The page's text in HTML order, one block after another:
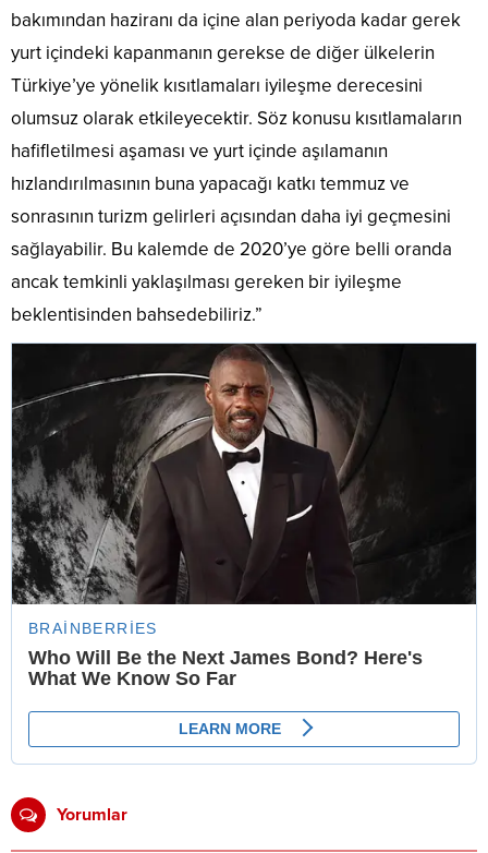
bakımından haziranı da içine alan periyoda kadar gerek
yurt içindeki kapanmanın gerekse de diğer ülkelerin
Türkiye’ye yönelik kısıtlamaları iyileşme derecesini
olumsuz olarak etkileyecektir. Söz konusu kısıtlamaların
hafifletilmesi aşaması ve yurt içinde aşılamanın
hızlandırılmasının buna yapacağı katkı temmuz ve
sonrasının turizm gelirleri açısından daha iyi geçmesini
sağlayabilir. Bu kalemde de 2020’ye göre belli oranda
ancak temkinli yaklaşılması gereken bir iyileşme
beklentisinden bahsedebiliriz.”
Yorumlar